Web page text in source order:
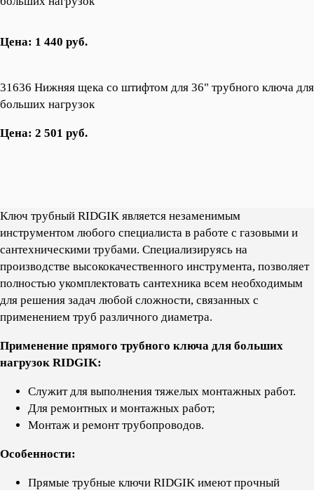
Цена: 1 440 руб.
31636 Нижняя щека со штифтом для 36" трубного ключа для
больших нагрузок
Цена: 2 501 руб.
Ключ трубный RIDGIK является незаменимым
инструментом любого специалиста в работе с газовыми и
сантехническими трубами. Cпециализируясь на
производстве высококачественного инструмента, позволяет
полностью укомплектовать сантехника всем необходимым
для решения задач любой сложности, связанных с
применением труб различного диаметра.
Применение прямого трубного ключа для больших
нагрузок RIDGIK:
Служит для выполнения тяжелых монтажных работ.
Для ремонтных и монтажных работ;
Монтаж и ремонт трубопроводов.
Особенности:
Прямые трубные ключи RIDGIK имеют прочный